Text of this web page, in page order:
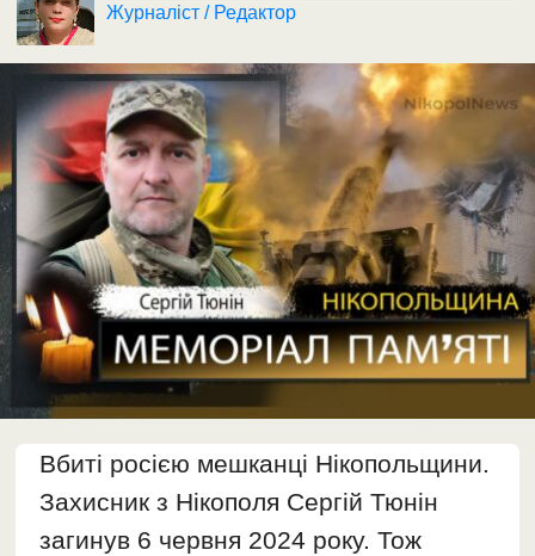
Журналіст / Редактор
Вбиті росією мешканці Нікопольщини.
Захисник з Нікополя Сергій Тюнін
загинув 6 червня 2024 року. Тож